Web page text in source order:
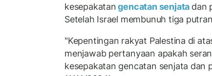
kesepakatangencatan senjata dan
Setelah Israel membunuh tiga
"Kepentingan rakyat Palestina di
menjawab pertanyaan apakah
kesepakatan gencatan senjata dan